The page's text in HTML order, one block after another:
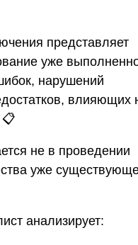
представляет
уже
нарушений
влияющих
📋
не в проведении
уже
анализирует: